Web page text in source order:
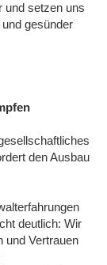
und setzen uns
gesünder
den Ausbau
deutlich: Wir
und Vertrauen